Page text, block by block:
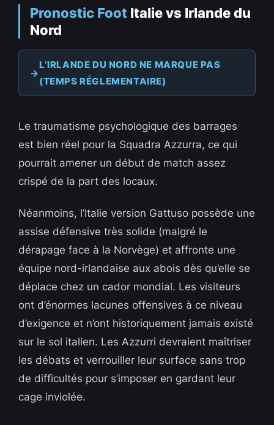
Pronostic Foot Italie vs Irlande du
Nord
L’IRLANDE DU NORD NE MARQUE PAS
(TEMPS RÉGLEMENTAIRE)
Le traumatisme psychologique des barrages
est bien réel pour la Squadra Azzurra, ce qui
pourrait amener un début de match assez
crispé de la part des locaux.
Néanmoins, l’Italie version Gattuso possède une
assise défensive très solide (malgré le
dérapage face à la Norvège) et affronte une
équipe nord-irlandaise aux abois dès qu’elle se
déplace chez un cador mondial. Les visiteurs
ont d’énormes lacunes offensives à ce niveau
d’exigence et n’ont historiquement jamais existé
sur le sol italien. Les Azzurri devraient maîtriser
les débats et verrouiller leur surface sans trop
de difficultés pour s’imposer en gardant leur
cage inviolée.